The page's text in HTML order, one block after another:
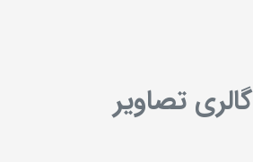
گالری تصاویر